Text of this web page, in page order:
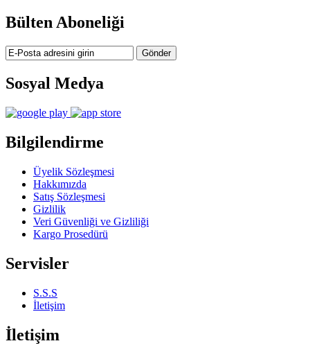
Bülten Aboneliği
Sosyal Medya
Bilgilendirme
Üyelik Sözleşmesi
Hakkımızda
Satış Sözleşmesi
Gizlilik
Veri Güvenliği ve Gizliliği
Kargo Prosedürü
Servisler
S.S.S
İletişim
İletişim